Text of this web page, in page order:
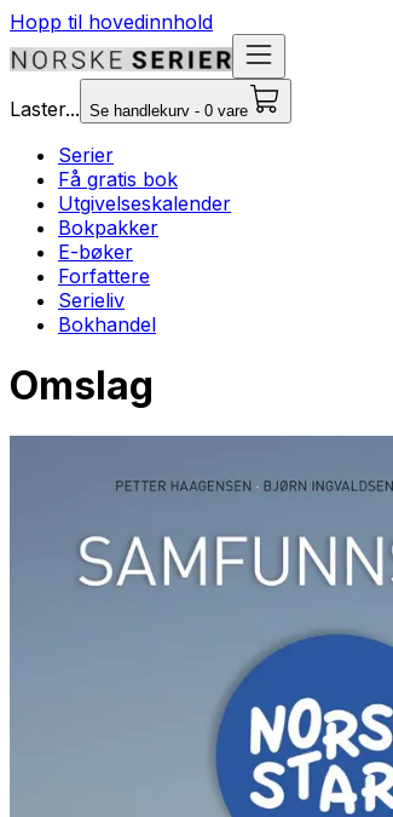
Hopp til hovedinnhold
Laster... Se handlekurv - 0 vare
Serier
Få gratis bok
Utgivelseskalender
Bokpakker
E-bøker
Forfattere
Serieliv
Bokhandel
Omslag